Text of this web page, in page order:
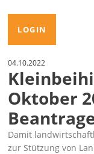
LOGIN
04.10.2022
Oktober
Damit
zur Stützung von